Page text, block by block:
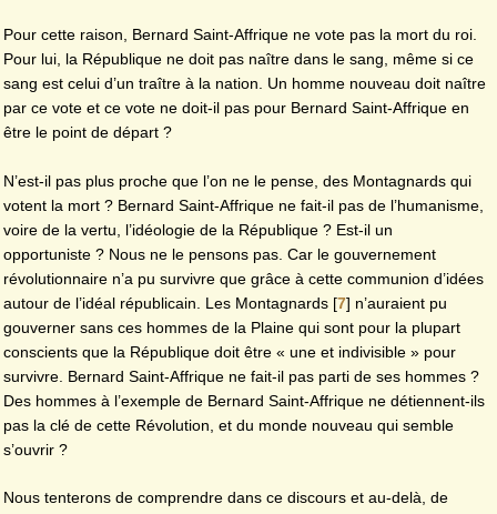
Pour cette raison, Bernard Saint-Affrique ne vote pas la mort du roi.
Pour lui, la République ne doit pas naître dans le sang, même si ce
sang est celui d’un traître à la nation. Un homme nouveau doit naître
par ce vote et ce vote ne doit-il pas pour Bernard Saint-Affrique en
être le point de départ ?
N’est-il pas plus proche que l’on ne le pense, des Montagnards qui
votent la mort ? Bernard Saint-Affrique ne fait-il pas de l’humanisme,
voire de la vertu, l’idéologie de la République ? Est-il un
opportuniste ? Nous ne le pensons pas. Car le gouvernement
révolutionnaire n’a pu survivre que grâce à cette communion d’idées
autour de l’idéal républicain. Les Montagnards [7] n’auraient pu
gouverner sans ces hommes de la Plaine qui sont pour la plupart
conscients que la République doit être « une et indivisible » pour
survivre. Bernard Saint-Affrique ne fait-il pas parti de ses hommes ?
Des hommes à l’exemple de Bernard Saint-Affrique ne détiennent-ils
pas la clé de cette Révolution, et du monde nouveau qui semble
s’ouvrir ?
Nous tenterons de comprendre dans ce discours et au-delà, de